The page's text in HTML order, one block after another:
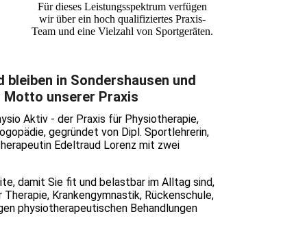
Für dieses Leistungsspektrum verfügen
wir über ein hoch qualifiziertes Praxis-
Team und eine Vielzahl von Sportgeräten.
in Sondershausen und
Motto unserer Praxis
Aktiv - der Praxis für Physiotherapie,
gegründet von Dipl. Sportlehrerin,
Edeltraud Lorenz mit zwei
damit Sie fit und belastbar im Alltag sind,
Krankengymnastik, Rückenschule,
physiotherapeutischen Behandlungen